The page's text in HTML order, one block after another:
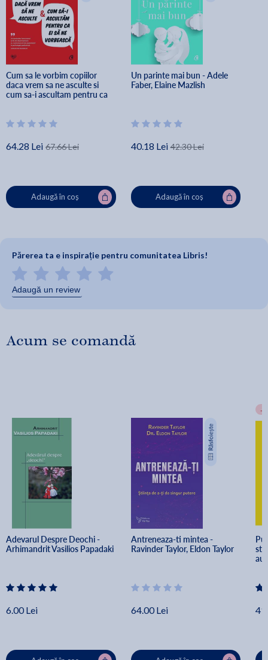
Cum sa le vorbim copiilor
daca vrem sa ne asculte si
cum sa-i ascultam pentru ca
64.28 Lei 67.66 Lei
Adaugă în coș
Un parinte mai bun - Adele
Faber, Elaine Mazlish
40.18 Lei 42.30 Lei
Adaugă în coș
Părerea ta e inspirație pentru comunitatea Libris!
Adaugă un review
Acum se comandă
Adevarul Despre Deochi -
Arhimandrit Vasilios Papadaki
6.00 Lei
Antreneaza-ti mintea -
Ravinder Taylor, Eldon Taylor
64.00 Lei
-